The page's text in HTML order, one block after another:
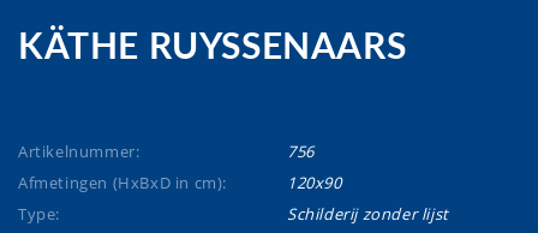
KÄTHE RUYSSENAARS
Artikelnummer:
756
Afmetingen (HxBxD in cm):
120x90
Type:
Schilderij zonder lijst